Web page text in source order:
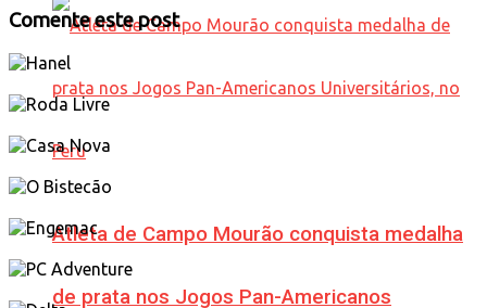
Atleta de Campo Mourão conquista medalha
de prata nos Jogos Pan-Americanos
Comente este post